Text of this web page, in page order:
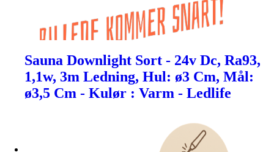
Sauna Downlight Sort - 24v Dc, Ra93,
1,1w, 3m Ledning, Hul: ø3 Cm, Mål:
ø3,5 Cm - Kulør : Varm - Ledlife